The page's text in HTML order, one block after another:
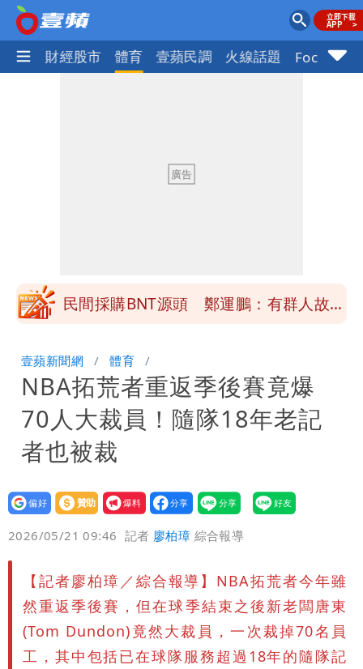
國際 財經股市 體育 壹蘋民調 火線話題 Focus+
男裁判勒令女選手「解衣」檢查
他二刷《蜘蛛人》一路劇透 周圍觀眾氣
沒水用
民間採購BNT源頭 鄭運鵬：有群人故意
男裁判勒令女選手「解衣」檢查
他二刷《蜘蛛人》一路劇透 周圍觀眾氣
炸開扁
壹蘋新聞網 體育
NBA拓荒者重返季後賽竟爆
70人大裁員！隨隊18年老記
者也被裁
設為
贊助
我要
爆料
2026/05/21 09:46 記者 廖柏璋 綜合報導
【記者廖柏璋／綜合報導】NBA拓荒者今年雖
然重返季後賽，但在球季結束之後新老闆唐東
(Tom Dundon)竟然大裁員，一次裁掉70名員
工，其中包括已在球隊服務超過18年的隨隊記